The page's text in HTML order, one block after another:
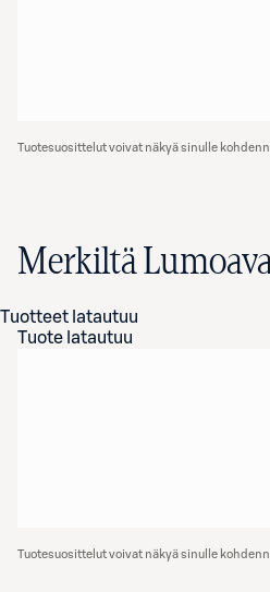
Tuotesuosittelut voivat näkyä sinulle
Merkiltä
Tuotteet latautuu
Tuote latautuu
Tuotesuosittelut voivat näkyä sinulle